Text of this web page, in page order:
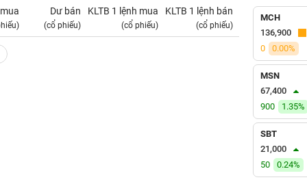
Dư bán
(cổ phiếu)
KLTB 1 lệnh mua
(cổ phiếu)
KLTB 1 lệnh bán
(cổ phiếu)
MCH
136,900
0
0.00%
MSN
67,400
900
1.35%
SBT
21,000
50
0.24%